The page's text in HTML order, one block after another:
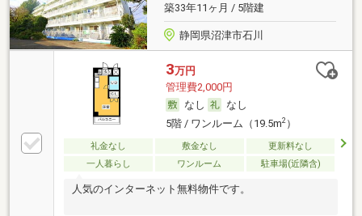
築33年11ヶ月 / 5階建
静岡県沼津市石川
3万円
管理費2,000円
なし
なし
5階 / ワンルーム（19.5m2）
礼金なし 敷金なし
更新料なし
一人暮らし
ワンルーム 駐車場(近隣含)
人気のインターネット無料物件です。